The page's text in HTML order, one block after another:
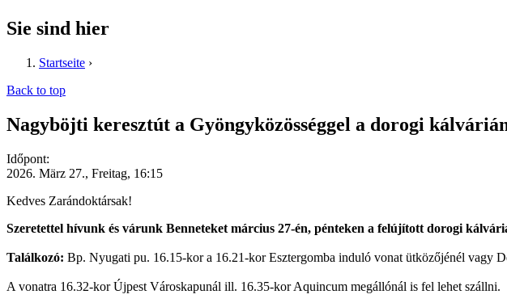
Sie sind hier
Startseite ›
Back to top
Nagyböjti keresztút a Gyöngyközösséggel a dorogi
Időpont:
2026. März 27., Freitag, 16:15
Kedves Zarándoktársak!
Szeretettel hívunk és várunk Benneteket március 27-én, pénteken a felújított dorogi
Találkozó: Bp. Nyugati pu. 16.15-kor a 16.21-kor Esztergomba induló vonat ütközőjénél vagy
A vonatra 16.32-kor Újpest Városkapunál ill. 16.35-kor Aquincum megállónál is fel lehet szállni.